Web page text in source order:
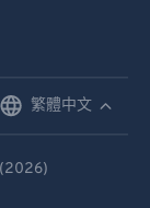
繁體中文